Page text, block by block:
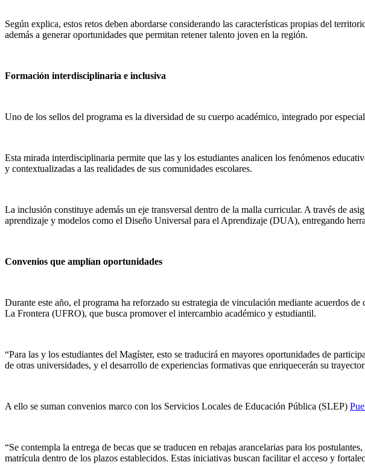
Según explica, estos retos deben abordarse considerando las características propias del
además a generar oportunidades que permitan retener talento joven en la región.
Formación interdisciplinaria e inclusiva
Uno de los sellos del programa es la diversidad de su cuerpo académico, integrado por
Esta mirada interdisciplinaria permite que las y los estudiantes analicen los fenómenos
y contextualizadas a las realidades de sus comunidades escolares.
La inclusión constituye además un eje transversal dentro de la malla curricular. A través de
aprendizaje y modelos como el Diseño Universal para el Aprendizaje (DUA), entregando
Convenios que amplían oportunidades
Durante este año, el programa ha reforzado su estrategia de vinculación mediante acuerdos
La Frontera (UFRO), que busca promover el intercambio académico y estudiantil.
“Para las y los estudiantes del Magíster, esto se traducirá en mayores oportunidades de
de otras universidades, y el desarrollo de experiencias formativas que enriquecerán su
A ello se suman convenios marco con los Servicios Locales de Educación Pública (SLEP)
“Se contempla la entrega de becas que se traducen en rebajas arancelarias para los
matrícula dentro de los plazos establecidos. Estas iniciativas buscan facilitar el acceso y